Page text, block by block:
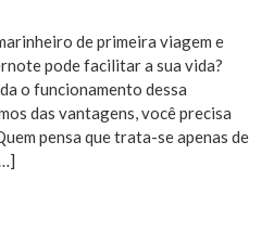
de primeira viagem e
pode facilitar a sua vida?
o funcionamento dessa
das vantagens, você precisa
pensa que trata-se apenas de